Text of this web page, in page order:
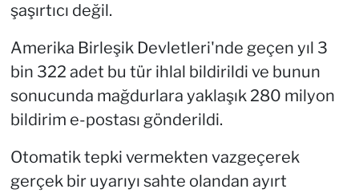
şaşırtıcı değil.
Amerika Birleşik Devletleri'nde geçen yıl 3
bin 322 adet bu tür ihlal bildirildi ve bunun
sonucunda mağdurlara yaklaşık 280 milyon
bildirim e-postası gönderildi.
Otomatik tepki vermekten vazgeçerek
gerçek bir uyarıyı sahte olandan ayırt